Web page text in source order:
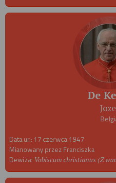
De
Data ur.: 17 czerwca 1947
Mianowany przez Franciszka
Dewiza: Vobiscum christianus (Z